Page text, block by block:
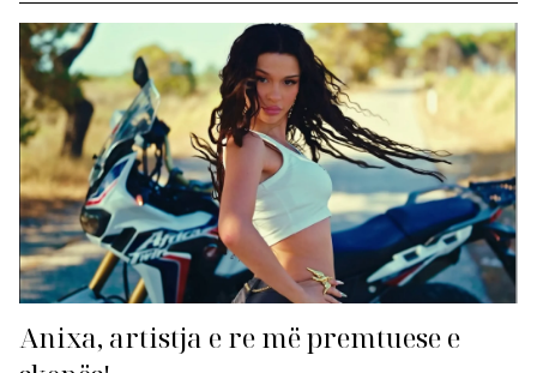
Anixa, artistja e re më premtuese e